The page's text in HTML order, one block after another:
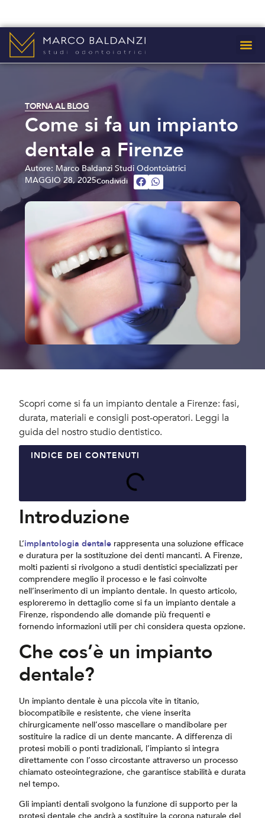
TORNA AL BLOG
Come si fa un impianto
dentale a Firenze
Autore: Marco Baldanzi Studi Odontoiatrici
MAGGIO 28, 2025Condividi
Scopri come si fa un impianto dentale a Firenze: fasi,
durata, materiali e consigli post-operatori. Leggi la
guida del nostro studio dentistico.
INDICE DEI CONTENUTI
Introduzione
L’implantologia dentale rappresenta una soluzione efficace
e duratura per la sostituzione dei denti mancanti. A Firenze,
molti pazienti si rivolgono a studi dentistici specializzati per
comprendere meglio il processo e le fasi coinvolte
nell’inserimento di un impianto dentale. In questo articolo,
esploreremo in dettaglio come si fa un impianto dentale a
Firenze, rispondendo alle domande più frequenti e
fornendo informazioni utili per chi considera questa opzione.
Che cos’è un impianto
dentale?
Un impianto dentale è una piccola vite in titanio,
biocompatibile e resistente, che viene inserita
chirurgicamente nell’osso mascellare o mandibolare per
sostituire la radice di un dente mancante. A differenza di
protesi mobili o ponti tradizionali, l’impianto si integra
direttamente con l’osso circostante attraverso un processo
chiamato osteointegrazione, che garantisce stabilità e durata
nel tempo.
Gli impianti dentali svolgono la funzione di supporto per la